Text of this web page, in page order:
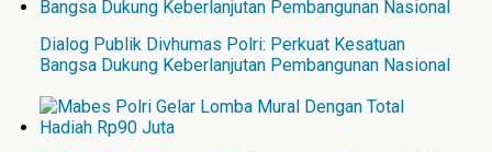
Dialog Publik Divhumas Polri: Perkuat Kesatuan
Bangsa Dukung Keberlanjutan Pembangunan Nasional